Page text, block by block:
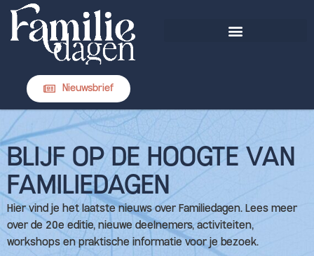
Nieuwsbrief
BLIJF OP DE HOOGTE VAN
FAMILIEDAGEN
Hier vind je het laatste nieuws over Familiedagen. Lees meer
over de 20e editie, nieuwe deelnemers, activiteiten,
workshops en praktische informatie voor je bezoek.